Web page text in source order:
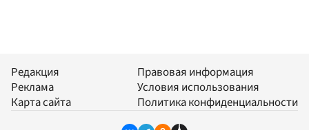
Редакция
Реклама
Карта сайта
Правовая информация
Условия использования
Политика конфиденциальности